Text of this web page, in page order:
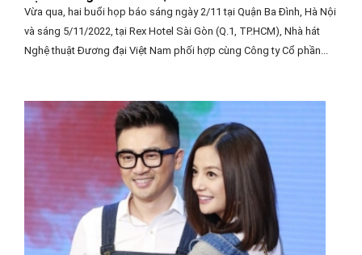
Vừa qua, hai buổi họp báo sáng ngày 2/11 tại Quận Ba Đình, Hà Nội
và sáng 5/11/2022, tại Rex Hotel Sài Gòn (Q.1, TP.HCM), Nhà hát
Nghệ thuật Đương đại Việt Nam phối hợp cùng Công ty Cổ phần...